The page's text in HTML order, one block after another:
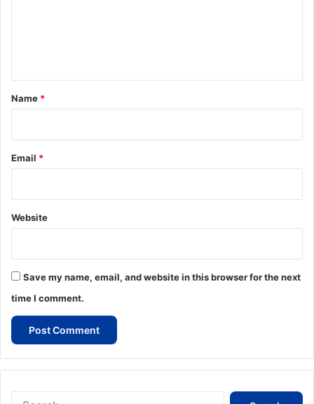
*
Name *
Email *
Website
Save my name, email, and website in this browser for the next
time I comment.
Search